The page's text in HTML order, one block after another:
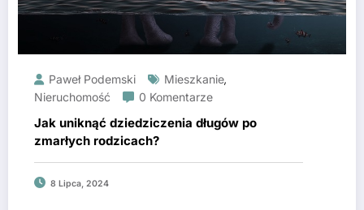
Paweł Podemski Mieszkanie,
Nieruchomość
0 Komentarze
Jak uniknąć dziedziczenia długów po
zmarłych rodzicach?
8 Lipca, 2024